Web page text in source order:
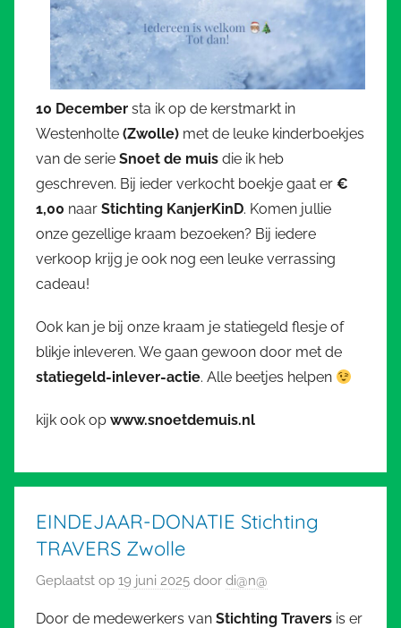
10 December sta ik op de kerstmarkt in
Westenholte (Zwolle) met de leuke kinderboekjes
van de serie Snoet de muis die ik heb
geschreven. Bij ieder verkocht boekje gaat er €
1,00 naar Stichting KanjerKinD. Komen jullie
onze gezellige kraam bezoeken? Bij iedere
verkoop krijg je ook nog een leuke verrassing
cadeau!
Ook kan je bij onze kraam je statiegeld flesje of
blikje inleveren. We gaan gewoon door met de
statiegeld-inlever-actie. Alle beetjes helpen
kijk ook op www.snoetdemuis.nl
EINDEJAAR-DONATIE Stichting
TRAVERS Zwolle
Geplaatst op 19 juni 2025 door di@n@
Door de medewerkers van Stichting Travers is er